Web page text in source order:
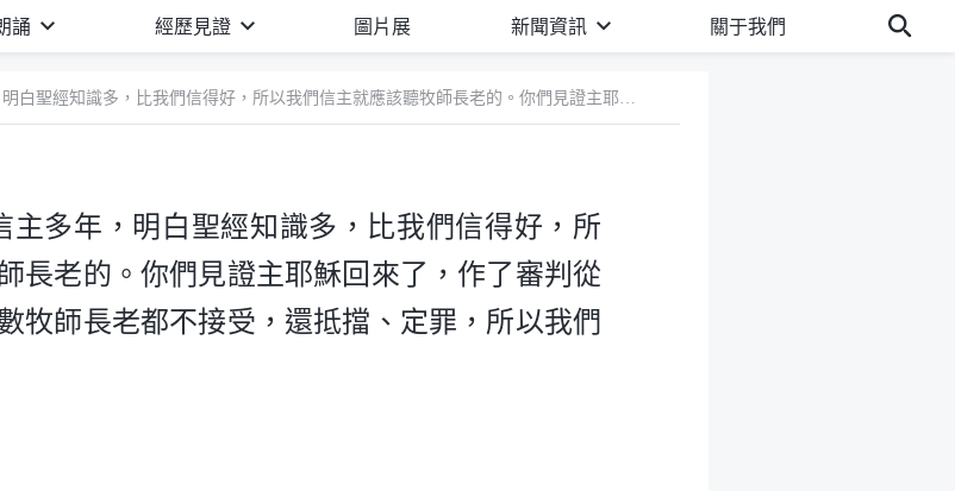
誦 經歷見證 圖片展 新聞資訊 關于我們
多年，明白聖經知識多，比我們信得好，所
長老的。你們見證主耶穌回來了，作了審判從
牧師長老都不接受，還抵擋、定罪，所以我們